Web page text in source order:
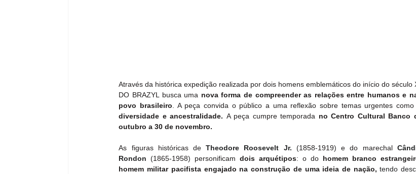
Através da histórica expedição realizada por dois homens emblemáticos do início do século
DO BRAZYL busca uma nova forma de compreender as relações entre humanos e
povo brasileiro. A peça convida o público a uma reflexão sobre temas urgentes como
diversidade e ancestralidade. A peça cumpre temporada no Centro Cultural Banco
outubro a 30 de novembro.
As figuras históricas de Theodore Roosevelt Jr. (1858-1919) e do marechal
Rondon (1865-1958) personificam dois arquétipos: o do homem branco
homem militar pacifista engajado na construção de uma ideia de nação, tendo